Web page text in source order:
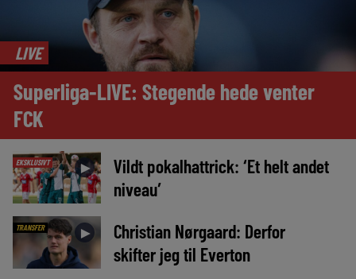
LIVE
Superliga-LIVE: Stegende hede venter
FCK
EKSKLUSIVT ►
Vildt pokalhattrick: ‘Et helt andet
niveau’
TRANSFER ►
Christian Nørgaard: Derfor
skifter jeg til Everton